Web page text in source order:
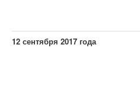
12 сентября 2017 года